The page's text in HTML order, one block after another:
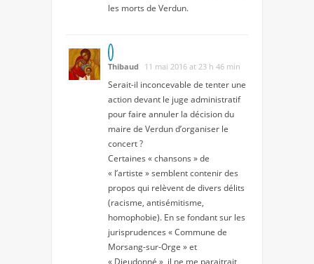
les morts de Verdun.
Thibaud 11 mai 2016 at 23 h 46 min
Serait-il inconcevable de tenter une
action devant le juge administratif
pour faire annuler la décision du
maire de Verdun d’organiser le
concert ?
Certaines « chansons » de
« l’artiste » semblent contenir des
propos qui relèvent de divers délits
(racisme, antisémitisme,
homophobie). En se fondant sur les
jurisprudences « Commune de
Morsang-sur-Orge » et
« Dieudonné », il ne me paraitrait